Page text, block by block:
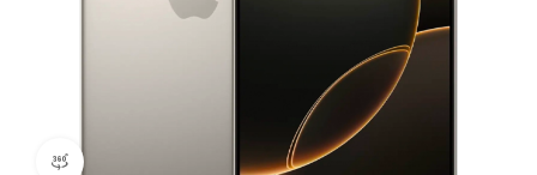
Перегляд продукту 360